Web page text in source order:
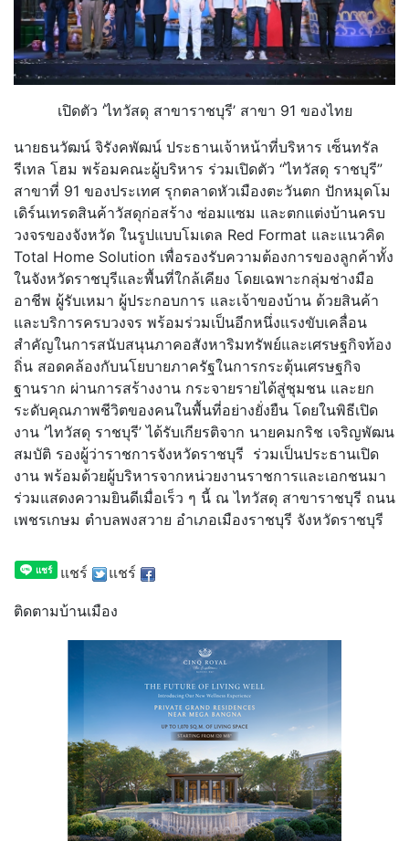
เปิดตัว ‘ไทวัสดุ สาขาราชบุรี’ สาขา 91 ของไทย
นายธนวัฒน์ จิรังคพัฒน์ ประธานเจ้าหน้าที่บริหาร เซ็นทรัล
รีเทล โฮม พร้อมคณะผู้บริหาร ร่วมเปิดตัว “ไทวัสดุ ราชบุรี”
สาขาที่ 91 ของประเทศ รุกตลาดหัวเมืองตะวันตก ปักหมุดโม
เดิร์นเทรดสินค้าวัสดุก่อสร้าง ซ่อมแซม และตกแต่งบ้านครบ
วงจรของจังหวัด ในรูปแบบโมเดล Red Format และแนวคิด
Total Home Solution เพื่อรองรับความต้องการของลูกค้าทั้ง
ในจังหวัดราชบุรีและพื้นที่ใกล้เคียง โดยเฉพาะกลุ่มช่างมือ
อาชีพ ผู้รับเหมา ผู้ประกอบการ และเจ้าของบ้าน ด้วยสินค้า
และบริการครบวงจร พร้อมร่วมเป็นอีกหนึ่งแรงขับเคลื่อน
สำคัญในการสนับสนุนภาคอสังหาริมทรัพย์และเศรษฐกิจท้อง
ถิ่น สอดคล้องกับนโยบายภาครัฐในการกระตุ้นเศรษฐกิจ
ฐานราก ผ่านการสร้างงาน กระจายรายได้สู่ชุมชน และยก
ระดับคุณภาพชีวิตของคนในพื้นที่อย่างยั่งยืน โดยในพิธีเปิด
งาน ‘ไทวัสดุ ราชบุรี’ ได้รับเกียรติจาก นายคมกริช เจริญพัฒน
สมบัติ รองผู้ว่าราชการจังหวัดราชบุรี ร่วมเป็นประธานเปิด
งาน พร้อมด้วยผู้บริหารจากหน่วยงานราชการและเอกชนมา
ร่วมแสดงความยินดีเมื่อเร็ว ๆ นี้ ณ ไทวัสดุ สาขาราชบุรี ถนน
เพชรเกษม ตำบลพงสวาย อำเภอเมืองราชบุรี จังหวัดราชบุรี
แชร์ แชร์
ติดตามบ้านเมือง